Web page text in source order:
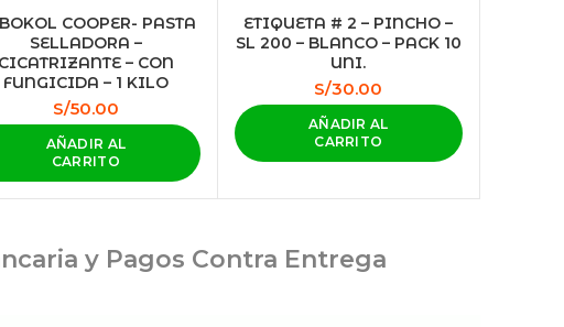
COOPER- PASTA
SELLADORA –
CICATRIZANTE – CON
FUNGICIDA – 1 KILO
S/50.00
AÑADIR AL
CARRITO
ETIQUETA # 2 – PINCHO –
SL 200 – BLANCO – PACK 10
UNI.
S/30.00
AÑADIR AL
CARRITO
y Pagos Contra Entrega